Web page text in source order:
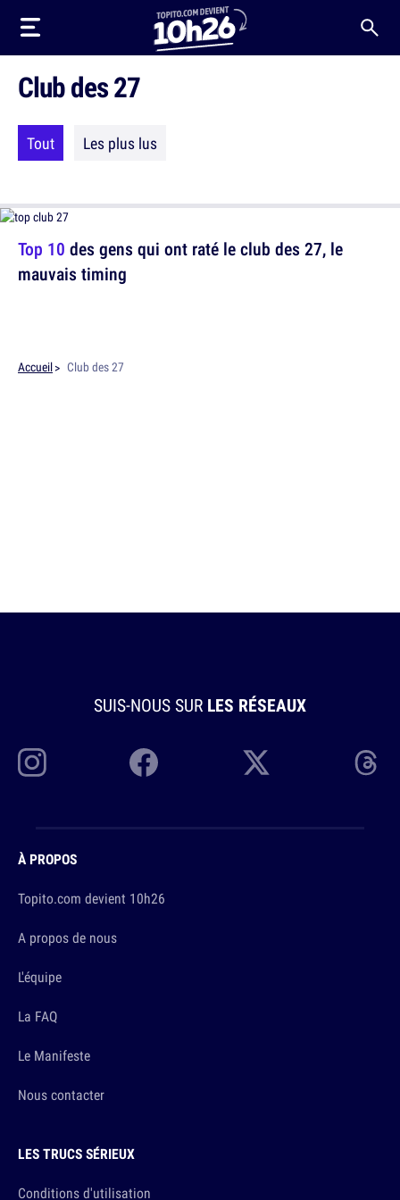
Club des 27
Tout Les plus lus
Top 10 des gens qui ont raté le club des 27, le
mauvais timing
Accueil Club des 27
SUIS-NOUS SUR LES RÉSEAUX
À PROPOS
Topito.com devient 10h26
A propos de nous
L'équipe
La FAQ
Le Manifeste
Nous contacter
LES TRUCS SÉRIEUX
Conditions d'utilisation